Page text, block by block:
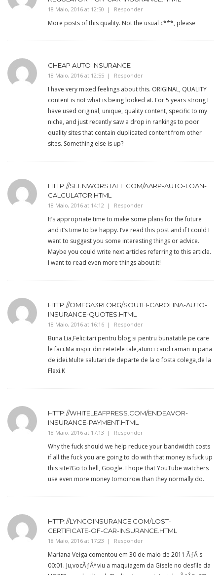
18 Maio, 2016 at 12:50 Responder
More posts of this quality. Not the usual c***, please
CHEAP AUTO INSURANCE
18 Maio, 2016 at 12:55 Responder
I have very mixed feelings about this. ORIGINAL, QUALITY
content is not what is being looked at. For 5 years strong I
have used original, unique, quality content, specific to my
niche, and just recently saw a drop in rankings to poor
quality sites that contain duplicated content from other
sites. Something else is up?
HTTP://SEENWORSTAFF.COM/AARP-AUTO-LOAN-
CALCULATOR.HTML
18 Maio, 2016 at 14:12 Responder
It’s appropriate time to make some plans for the future
and it’s time to be happy. I’ve read this post and if I could I
want to suggest you some interesting things or advice.
Maybe you could write next articles referring to this article.
I want to read even more things about it!
HTTP://OMEGA3RI.ORG/SOUTH-CAROLINA-AUTO-
INSURANCE-QUOTES.HTML
18 Maio, 2016 at 16:16 Responder
Buna Lia,Felicitari pentru blog si pentru bunatatile pe care
le faci.Ma inspir din retetele tale,atunci cand raman in pana
de idei.Multe salutari de departe de la o fosta colega,de la
Flexi.K
HTTP://WHITELEAFPRESS.COM/ENDEAVOR-
INSURANCE-PAYMENT.HTML
18 Maio, 2016 at 17:13 Responder
Why the fuck should we help reduce your bandwidth costs
if all the fuck you are going to do with that money is fuck up
this site?Go to hell, Google. I hope that YouTube watchers
use even more money tomorrow than they normally do.
HTTP://LYNCOINSURANCE.COM/LOST-
CERTIFICATE-OF-CAR-INSURANCE.HTML
18 Maio, 2016 at 17:23 Responder
Mariana Veiga comentou em 30 de maio de 2011 ÃƒÂ s
00:01. Ju,vocÃƒÂª viu a maquiagem da Gisele no desfile da